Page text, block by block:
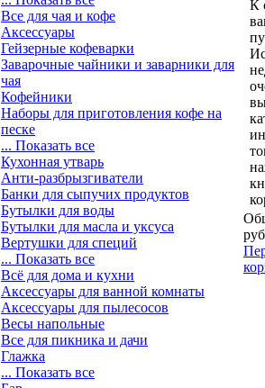
Все для чая и кофе
Аксессуары
Гейзерные кофеварки
Заварочные чайники и заварники для
чая
Кофейники
Наборы для приготовления кофе на
песке
... Показать все
Кухонная утварь
Анти-разбрызгиватели
Банки для сыпучих продуктов
Бутылки для воды
Бутылки для масла и уксуса
Вертушки для специй
... Показать все
Всё для дома и кухни
Аксессуары для ванной комнаты
Аксессуары для пылесосов
Весы напольные
Все для пикника и дачи
Глажка
... Показать все
К